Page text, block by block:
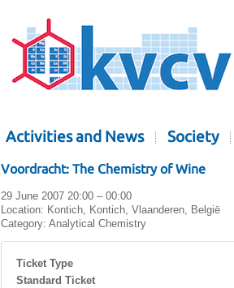
Activities and News Society
Voordracht: The Chemistry of Wine
29 June 2007 20:00 – 00:00
Location: Kontich, Kontich, Vlaanderen, België
Category: Analytical Chemistry
Ticket Type
Standard Ticket